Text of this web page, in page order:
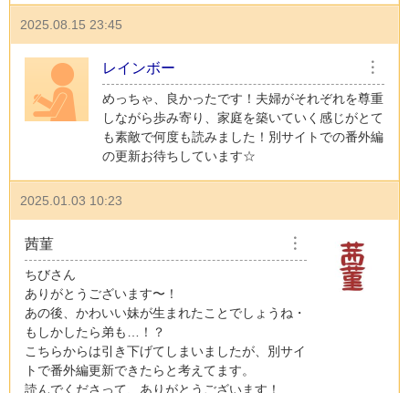
2025.08.15 23:45
レインボー ︙
めっちゃ、良かったです！夫婦がそれぞれを尊重
しながら歩み寄り、家庭を築いていく感じがとて
も素敵で何度も読みました！別サイトでの番外編
の更新お待ちしています☆
2025.01.03 10:23
茜菫 ︙
ちびさん
ありがとうございます〜！
あの後、かわいい妹が生まれたことでしょうね・
もしかしたら弟も…！？
こちらからは引き下げてしまいましたが、別サイ
トで番外編更新できたらと考えてます。
読んでくださって、ありがとうございます！